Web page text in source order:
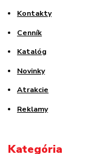
Kontakty
Cenník
Katalóg
Novinky
Atrakcie
Reklamy
Kategória